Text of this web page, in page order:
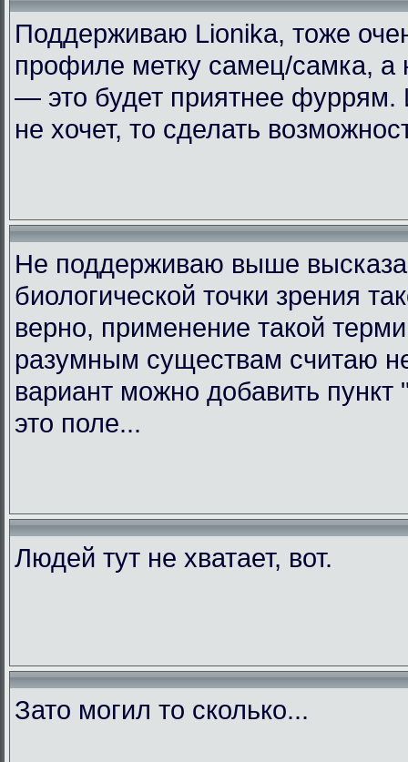
Поддерживаю Lionika, тоже
профиле метку самец/самка,
— это будет приятнее фуррям.
не хочет, то сделать
Не поддерживаю выше
биологической точки зрения
верно, применение такой
разумным существам считаю
вариант можно добавить пункт
это поле...
Людей тут не хватает, вот.
Зато могил то сколько...